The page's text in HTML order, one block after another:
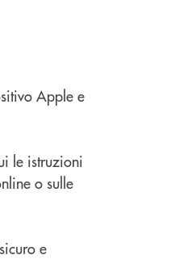
Apple e
le istruzioni
o sulle
e